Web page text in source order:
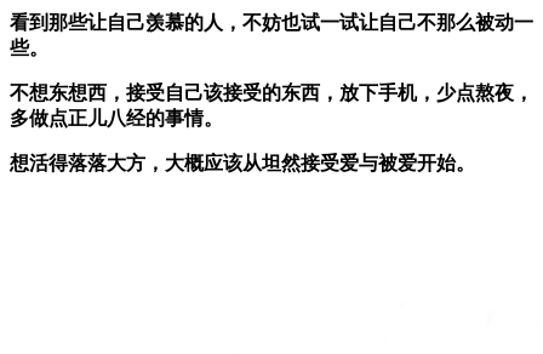
看到那些让自己羡慕的人，不妨也试一试让自己不那么被动一
些。
不想东想西，接受自己该接受的东西，放下手机，少点熬夜，
多做点正儿八经的事情。
想活得落落大方，大概应该从坦然接受爱与被爱开始。